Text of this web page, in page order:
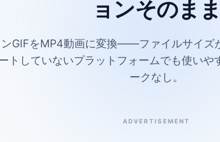
ョンそのまま
GIFをMP4動画に変換——ファイルサイズ
トしていないプラットフォームでも使い
ークなし。
ADVERTISEMENT